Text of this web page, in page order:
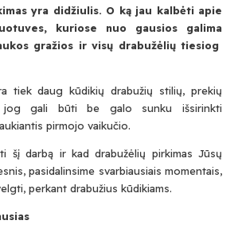
yra didžiulis. O ką jau kalbėti apie
kuriose nuo gausios galima
gražios ir visų drabužėlių tiesiog
tiek daug kūdikių drabužių stilių, prekių
jog gali būti be galo sunku išsirinkti
pirmojo vaikučio.
šį darbą ir kad drabužėlių pirkimas Jūsų
pasidalinsime svarbiausiais momentais,
perkant drabužius kūdikiams.